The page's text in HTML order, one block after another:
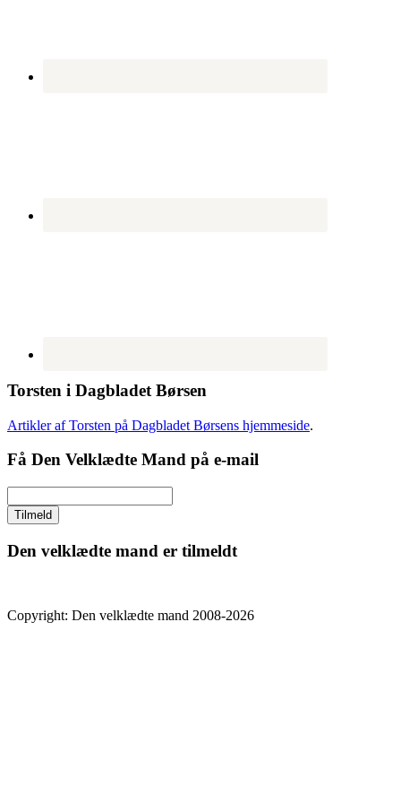
Torsten i Dagbladet Børsen
Artikler af Torsten på Dagbladet Børsens hjemmeside.
Få Den Velklædte Mand på e-mail
Den velklædte mand er tilmeldt
Copyright: Den velklædte mand 2008-2026